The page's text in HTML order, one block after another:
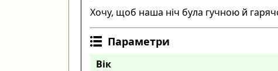
Хочу, щоб наша ніч була гучною й
Параметри
Вік